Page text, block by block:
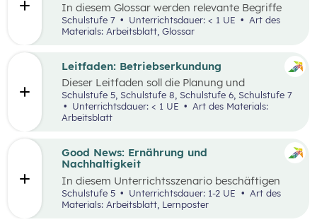
In diesem Glossar werden relevante Begriffe
zum Thema „Geld“ erklärt. Zusätzlich gibt es
Arbeitsblätter zu ausgewählten Begriffen.
Schulstufe 7 Unterrichtsdauer: < 1 UE
Materials: Arbeitsblatt, Glossar
Leitfaden: Betriebserkundung
Dieser Leitfaden soll die Planung und
Durchführung von Betriebserkundungen
erleichtern. Im Zuge dieses Leitfadens werden
Leitfragen zu folgenden Schwerpunkten
Betriebserkundung.
Schulstufe 5, Schulstufe 8, Schulstufe 6, Schulstufe 7
Unterrichtsdauer: < 1 UE
Art des Materials:
Arbeitsblatt
Good News: Ernährung und
Nachhaltigkeit
In diesem Unterrichtsszenario beschäftigen
sich die Schüler:innen mit positiven
Nachrichten und Beispielen aus dem
Themenbereich „Ernährung und
Schulstufe 5 Unterrichtsdauer: 1-2 UE
Materials: Arbeitsblatt, Lernposter